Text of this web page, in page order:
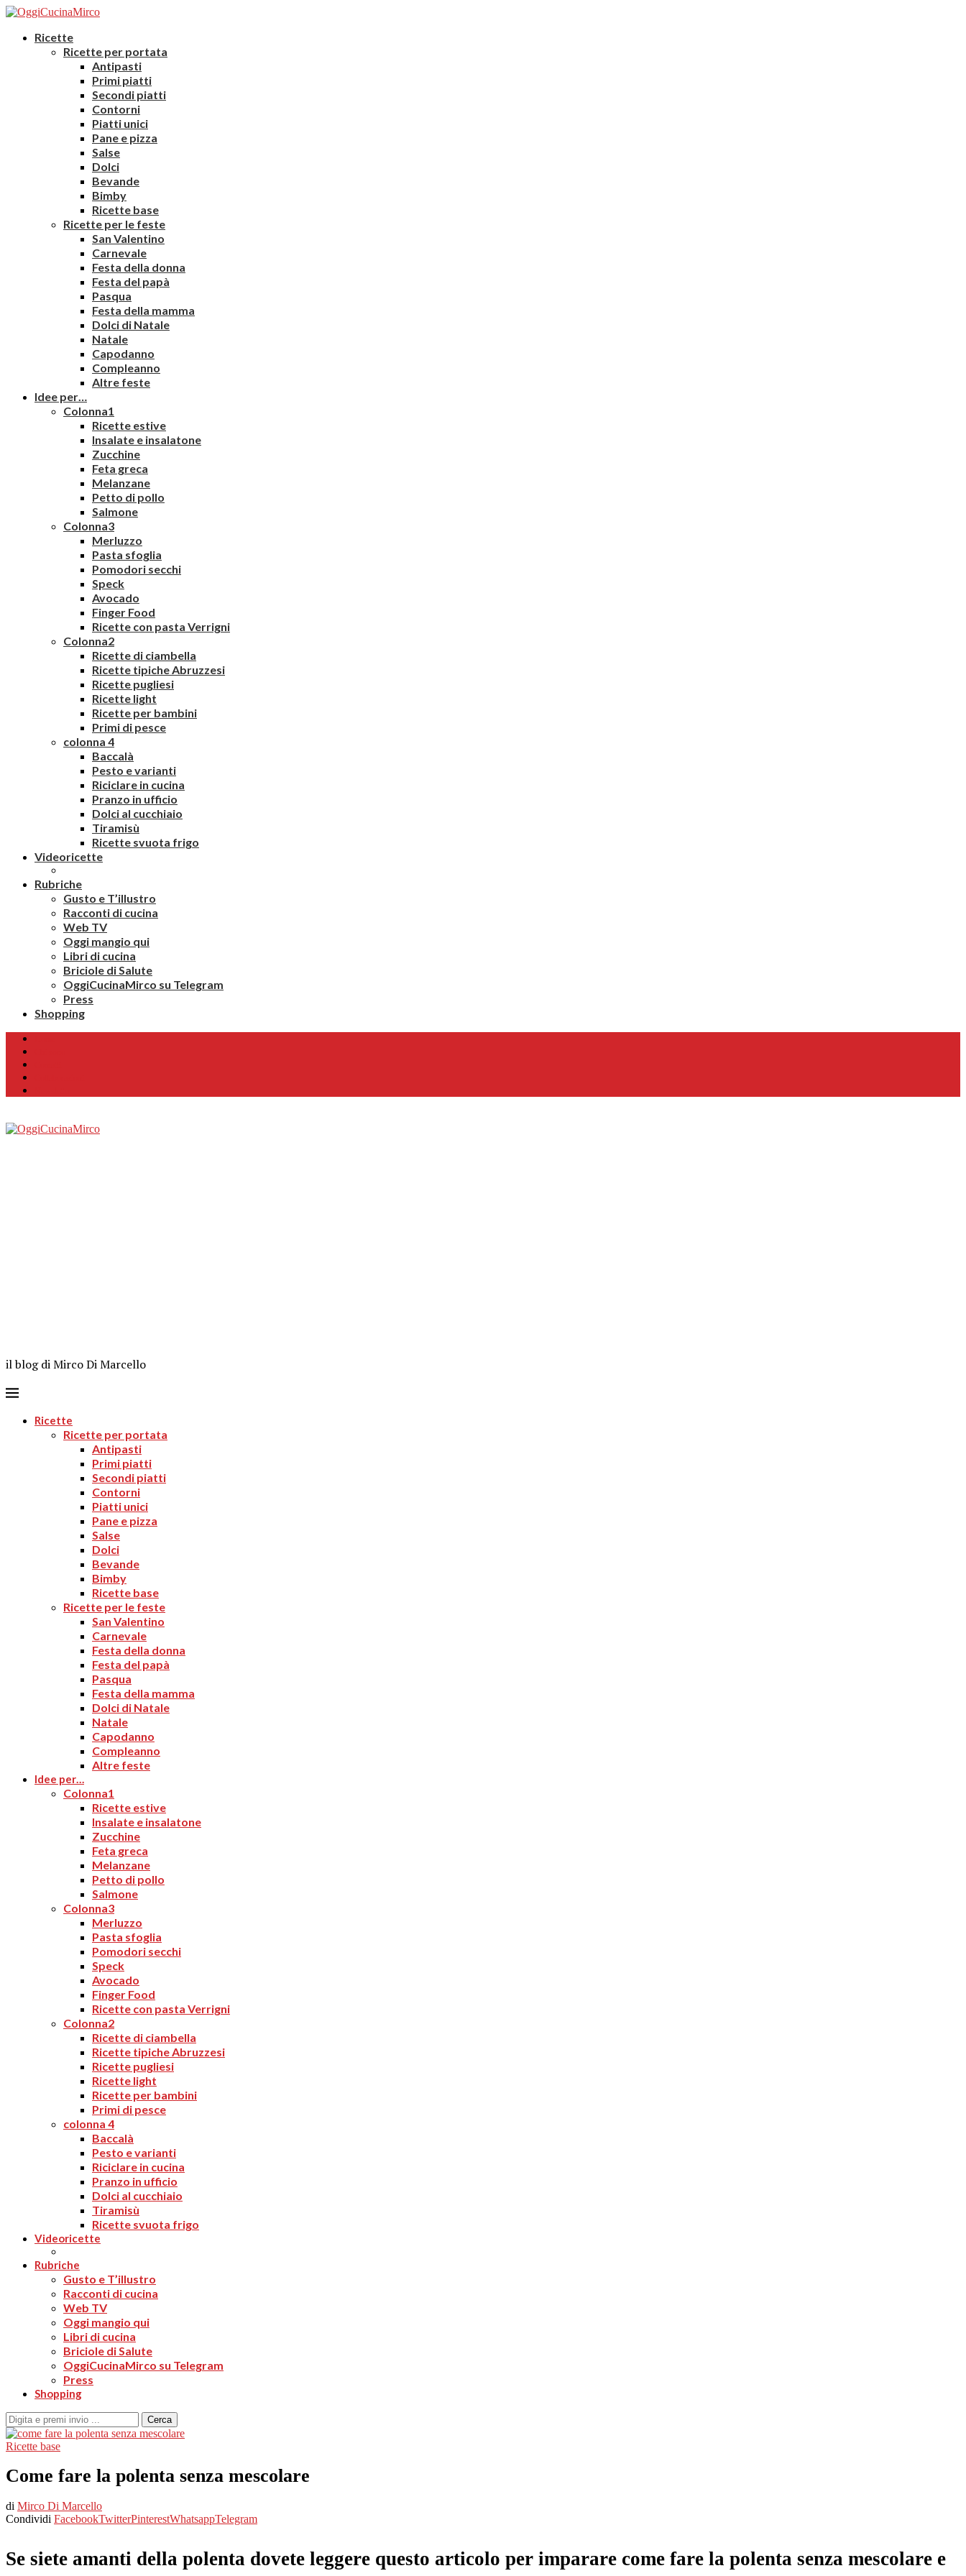
Ricette
Ricette per portata
Antipasti
Primi piatti
Secondi piatti
Contorni
Piatti unici
Pane e pizza
Salse
Dolci
Bevande
Bimby
Ricette base
Ricette per le feste
San Valentino
Carnevale
Festa della donna
Festa del papà
Pasqua
Festa della mamma
Dolci di Natale
Natale
Capodanno
Compleanno
Altre feste
Idee per…
Colonna1
Ricette estive
Insalate e insalatone
Zucchine
Feta greca
Melanzane
Petto di pollo
Salmone
Colonna3
Merluzzo
Pasta sfoglia
Pomodori secchi
Speck
Avocado
Finger Food
Ricette con pasta Verrigni
Colonna2
Ricette di ciambella
Ricette tipiche Abruzzesi
Ricette pugliesi
Ricette light
Ricette per bambini
Primi di pesce
colonna 4
Baccalà
Pesto e varianti
Riciclare in cucina
Pranzo in ufficio
Dolci al cucchiaio
Tiramisù
Ricette svuota frigo
Videoricette
Rubriche
Gusto e T’illustro
Racconti di cucina
Web TV
Oggi mangio qui
Libri di cucina
Briciole di Salute
OggiCucinaMirco su Telegram
Press
Shopping
il blog di Mirco Di Marcello
Ricette
Ricette per portata
Antipasti
Primi piatti
Secondi piatti
Contorni
Piatti unici
Pane e pizza
Salse
Dolci
Bevande
Bimby
Ricette base
Ricette per le feste
San Valentino
Carnevale
Festa della donna
Festa del papà
Pasqua
Festa della mamma
Dolci di Natale
Natale
Capodanno
Compleanno
Altre feste
Idee per…
Colonna1
Ricette estive
Insalate e insalatone
Zucchine
Feta greca
Melanzane
Petto di pollo
Salmone
Colonna3
Merluzzo
Pasta sfoglia
Pomodori secchi
Speck
Avocado
Finger Food
Ricette con pasta Verrigni
Colonna2
Ricette di ciambella
Ricette tipiche Abruzzesi
Ricette pugliesi
Ricette light
Ricette per bambini
Primi di pesce
colonna 4
Baccalà
Pesto e varianti
Riciclare in cucina
Pranzo in ufficio
Dolci al cucchiaio
Tiramisù
Ricette svuota frigo
Videoricette
Rubriche
Gusto e T’illustro
Racconti di cucina
Web TV
Oggi mangio qui
Libri di cucina
Briciole di Salute
OggiCucinaMirco su Telegram
Press
Shopping
Cerca
Ricette base
Come fare la polenta senza mescolare
di Mirco Di Marcello
Condividi FacebookTwitterPinterestWhatsappTelegram
Se siete amanti della polenta dovete leggere questo articolo per imparare come fare la polenta senza mescolare e